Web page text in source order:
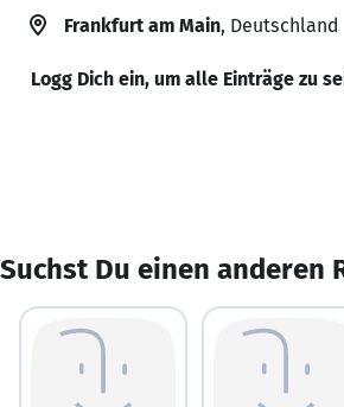
Frankfurt am Main, Deutschland
Logg Dich ein, um alle Einträge zu
Suchst Du einen anderen